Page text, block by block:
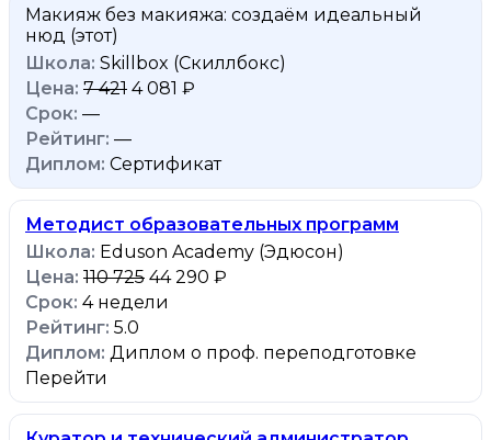
Макияж без макияжа: создаём идеальный
нюд (этот)
Skillbox (Скиллбокс)
7 421 4 081 ₽
—
—
Сертификат
Методист образовательных программ
Eduson Academy (Эдюсон)
110 725 44 290 ₽
4 недели
5.0
Диплом о проф. переподготовке
Перейти